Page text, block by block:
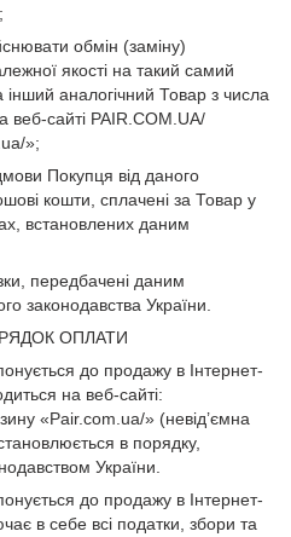
обмін (заміну)
якості на такий самий
аналогічний Товар з числа
веб-сайті PAIR.COM.UA/
»;
Покупця від даного
кошти, сплачені за Товар у
встановлених даним
передбачені даним
законодавства України.
ОПЛАТИ
до продажу в Інтернет-
на веб-сайті:
«Pair.com.ua/» (невід’ємна
в порядку,
України.
до продажу в Інтернет-
в себе всі податки, збори та